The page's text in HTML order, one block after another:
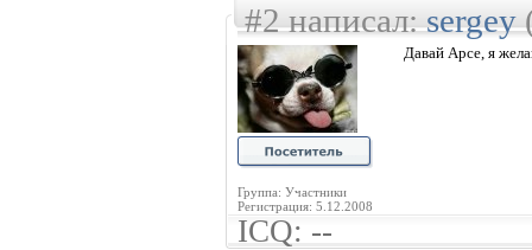
#2 написал:sergey
Группа: Участники
Регистрация: 5.12.2008
Давай Арсе, я
ICQ: --